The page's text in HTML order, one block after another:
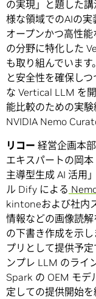
の実現」と題した
様な領域でのAIの実
オープンかつ高性
の分野に特化した
も取り組んでいま
と安全性を確保し
な Vertical LLM を
能比較のための実
NVIDIA Nemo
リコー 経営企画本
エキスパートの岡
主導型生成 AI 活用
ル Dify による
kintoneおよび社内
情報などの画像読
の下書き作成を示
プリとして提供予
ンプレ LLM のライ
Spark の OEM モデ
定しての提供開始を